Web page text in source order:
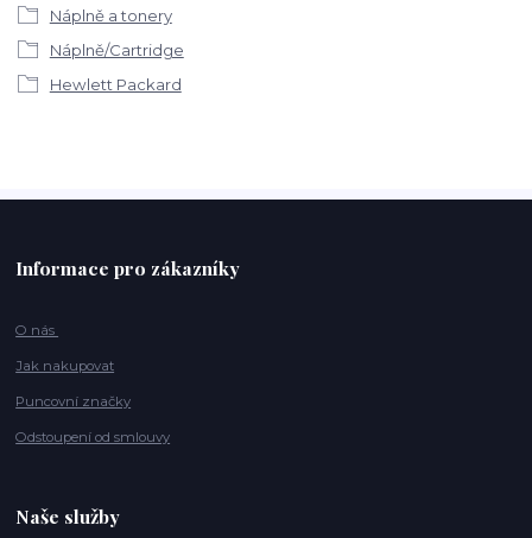
Náplně a tonery
Náplně/Cartridge
Hewlett Packard
Informace pro zákazníky
O nás
Jak nakupovat
Puncovní značky
Odstoupení od smlouvy
Naše služby